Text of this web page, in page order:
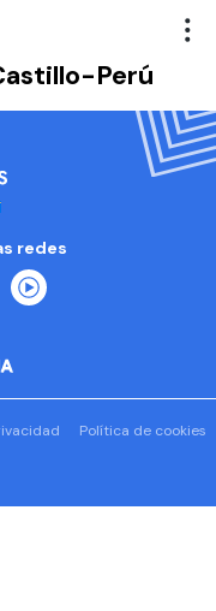
Perú
redes
Política de cookies